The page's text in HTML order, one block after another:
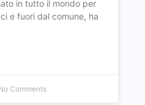
in tutto il mondo per
e fuori dal comune, ha
Comments